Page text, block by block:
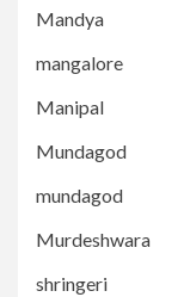
Mandya
mangalore
Manipal
Mundagod
mundagod
Murdeshwara
shringeri